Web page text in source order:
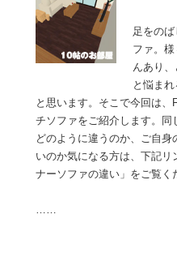
足をの
ファ。
んあり
と悩ま
と思います。そこで今回は、
チソファをご紹介します。同
どのように違うのか、ご自
いのか気になる方は、下記
ナーソファの違い」をご覧く
……